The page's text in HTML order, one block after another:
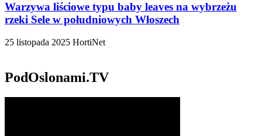
Warzywa liściowe typu baby leaves na wybrzeżu
rzeki Sele w południowych Włoszech
25 listopada 2025 HortiNet
PodOslonami.TV